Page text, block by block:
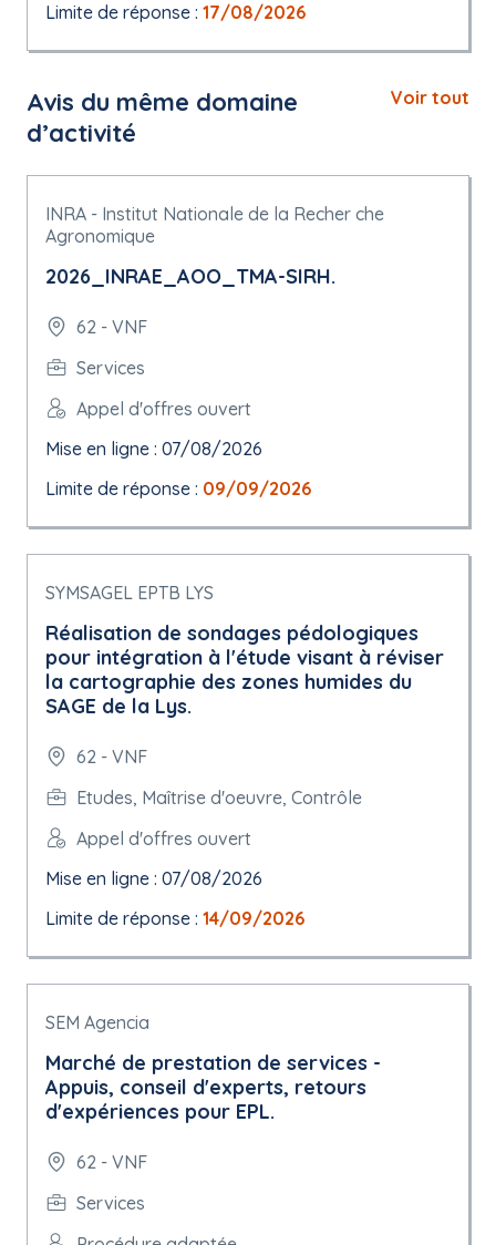
Limite de réponse : 17/08/2026
Avis du même domaine
d’activité
Voir tout
INRA - Institut Nationale de la Recher che
Agronomique
2026_INRAE_AOO_TMA-SIRH.
62 - VNF
Services
Appel d'offres ouvert
Mise en ligne : 07/08/2026
Limite de réponse : 09/09/2026
SYMSAGEL EPTB LYS
Réalisation de sondages pédologiques
pour intégration à l'étude visant à réviser
la cartographie des zones humides du
SAGE de la Lys.
62 - VNF
Etudes, Maîtrise d'oeuvre, Contrôle
Appel d'offres ouvert
Mise en ligne : 07/08/2026
Limite de réponse : 14/09/2026
SEM Agencia
Marché de prestation de services -
Appuis, conseil d'experts, retours
d'expériences pour EPL.
62 - VNF
Services